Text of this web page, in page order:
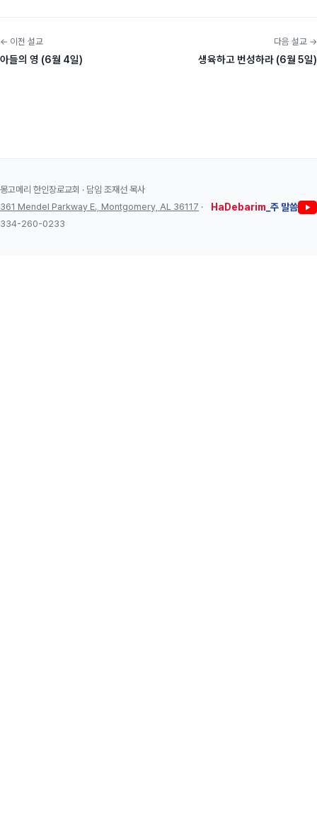
← 이전 설교
아들의 영 (6월 4일)
다음 설교 →
생육하고 번성하라 (6월 5일)
몽고메리 한인장로교회 · 담임 조재선 목사
361 Mendel Parkway E., Montgomery, AL 36117 ·
334-260-0233
HaDebarim _주 말씀